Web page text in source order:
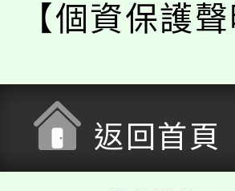
【個資保護聲
返回首頁